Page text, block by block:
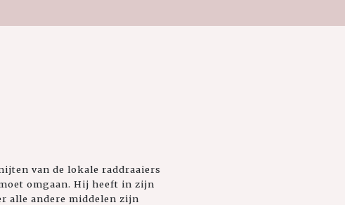
van de lokale raddraaiers
omgaan. Hij heeft in zijn
alle andere middelen zijn